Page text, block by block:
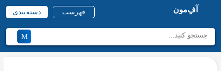
آفِ‌مون فهرست دسته بندی